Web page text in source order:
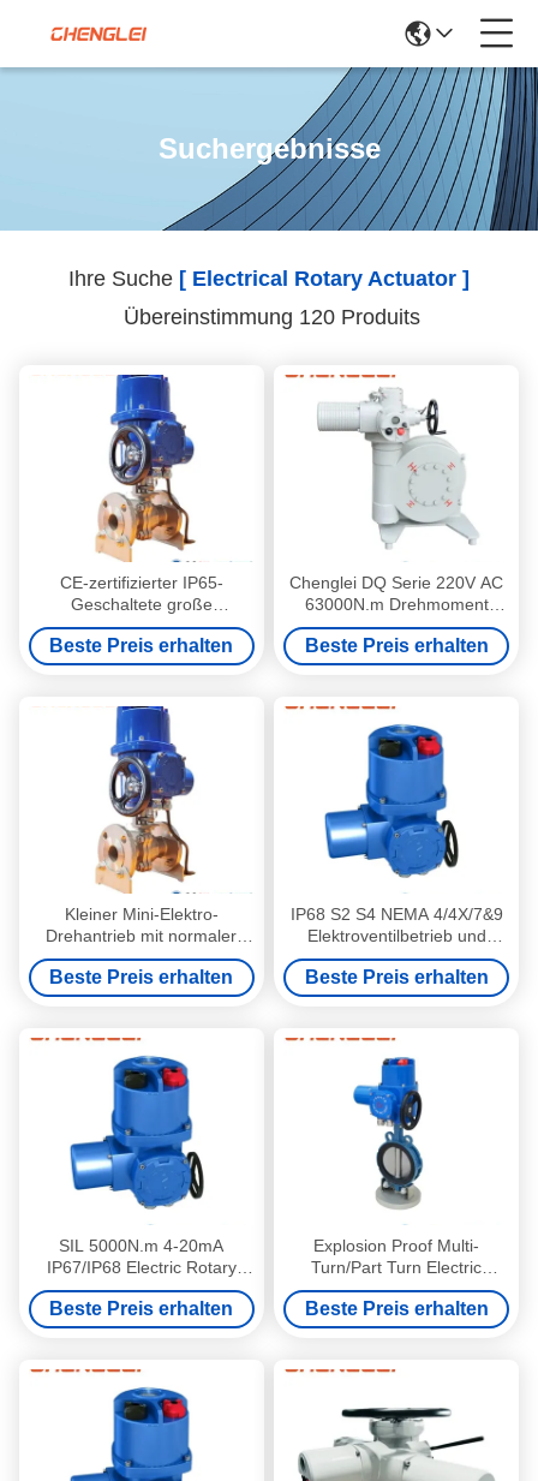
Suchergebnisse
Ihre Suche [ Electrical Rotary Actuator ]
Übereinstimmung 120 Produits
CE-zertifizierter IP65-
Geschaltete große
Hochleistungs-Multi-Flangen-
Elektrische Drehvorrichtung
Beste Preis erhalten
Chenglei DQ Serie 220V AC
63000N.m Drehmoment
Elektro-Drehantrieb aus
Aluminiumlegierung für
Ventilklappen, HVAC
Beste Preis erhalten
Kleiner Mini-Elektro-
Drehantrieb mit normaler
Temperatur für intelligente
motorisierte Systeme
Beste Preis erhalten
IP68 S2 S4 NEMA 4/4X/7&9
Elektroventilbetrieb und
Elektro-Rotationsbetrieb für
HVAC- und
Dämpfersteuerung
Beste Preis erhalten
SIL 5000N.m 4-20mA
IP67/IP68 Electric Rotary
Actuator for Valve
Automation
Beste Preis erhalten
Explosion Proof Multi-
Turn/Part Turn Electric
Rotary Actuator with -60 ℃ to
70℃ Temperature Range
and Battery Backup
Beste Preis erhalten